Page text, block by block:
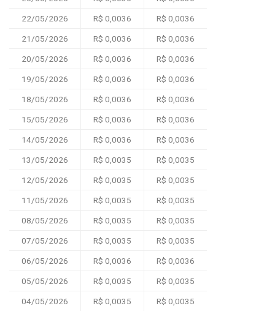
22/05/2026 R$ 0,0036 R$ 0,0036
21/05/2026 R$ 0,0036 R$ 0,0036
20/05/2026 R$ 0,0036 R$ 0,0036
19/05/2026 R$ 0,0036 R$ 0,0036
18/05/2026 R$ 0,0036 R$ 0,0036
15/05/2026 R$ 0,0036 R$ 0,0036
14/05/2026 R$ 0,0036 R$ 0,0036
13/05/2026 R$ 0,0035 R$ 0,0035
12/05/2026 R$ 0,0035 R$ 0,0035
11/05/2026 R$ 0,0035 R$ 0,0035
08/05/2026 R$ 0,0035 R$ 0,0035
07/05/2026 R$ 0,0035 R$ 0,0035
06/05/2026 R$ 0,0036 R$ 0,0036
05/05/2026 R$ 0,0035 R$ 0,0035
04/05/2026 R$ 0,0035 R$ 0,0035